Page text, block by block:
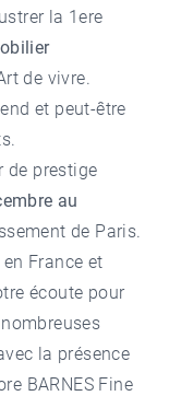
la 1ere
de vivre.
et peut-être
de prestige
au
de Paris.
France et
écoute pour
la présence
BARNES Fine